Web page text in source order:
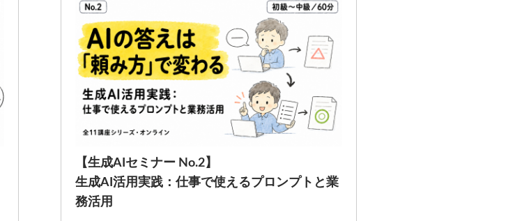
【生成AIセミナー No.2】
生成AI活用実践：仕事で使えるプロンプトと業
務活用